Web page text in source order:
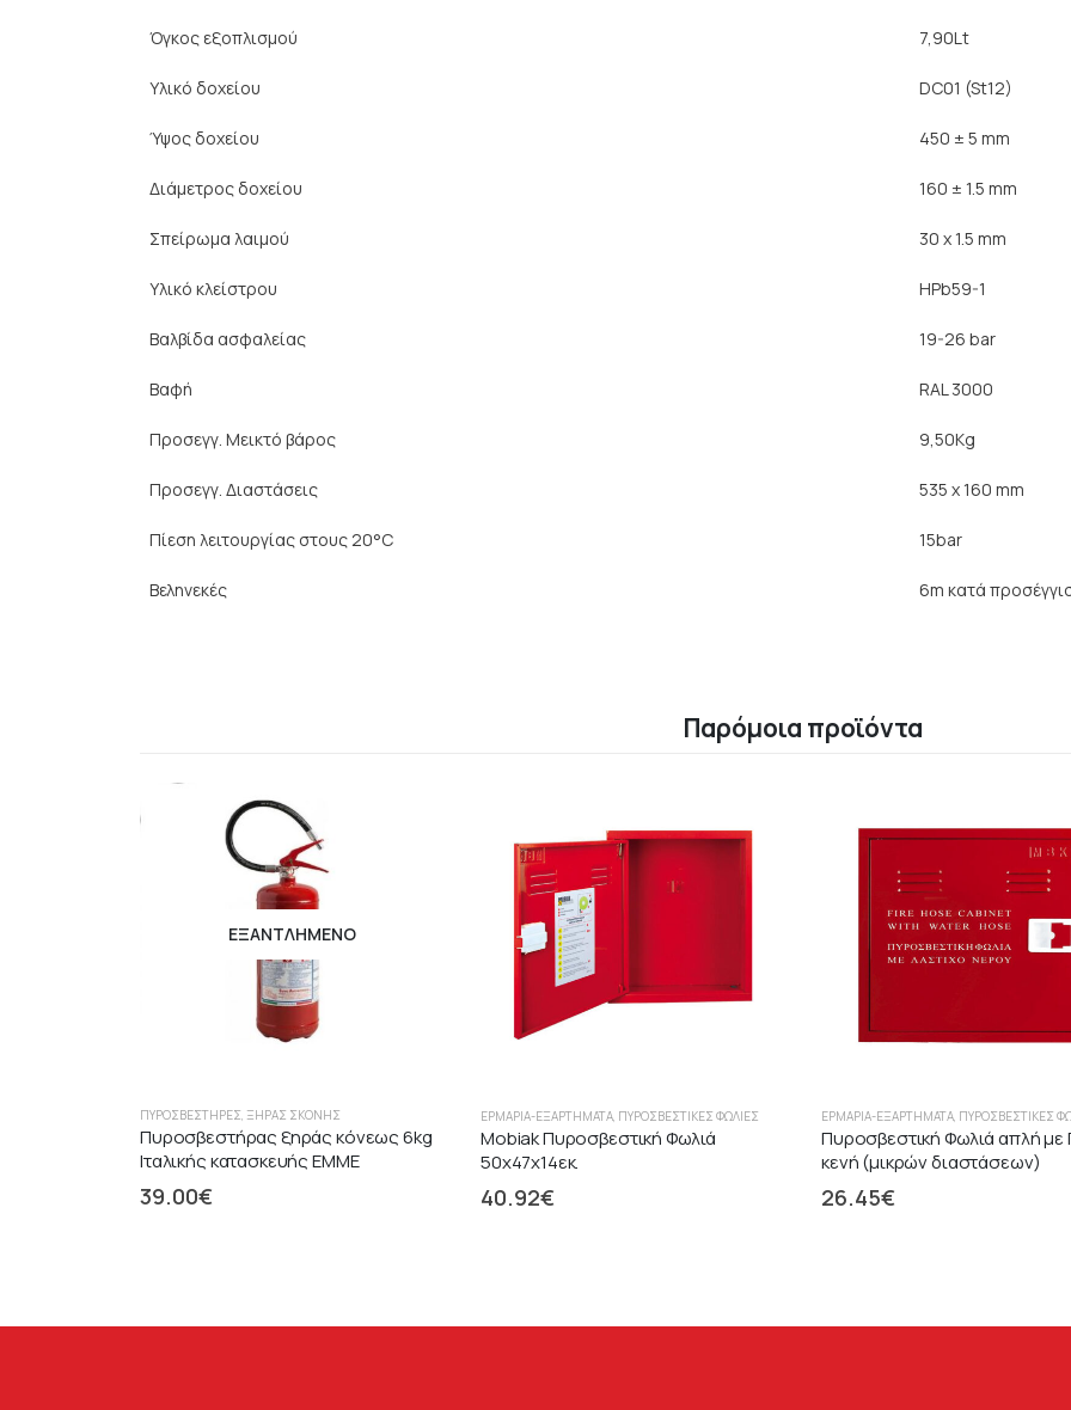
Όγκος εξοπλισμού 7,90Lt
Υλικό δοχείου DC01 (St12)
Ύψος δοχείου 450 ± 5 mm
Διάμετρος δοχείου 160 ± 1.5 mm
Σπείρωμα λαιμού 30 x 1.5 mm
Υλικό κλείστρου HPb59-1
Βαλβίδα ασφαλείας 19-26 bar
Βαφή RAL 3000
Προσεγγ. Μεικτό βάρος 9,50Kg
Προσεγγ. Διαστάσεις 535 x 160 mm
Πίεση λειτουργίας στους 20°C 15bar
Βεληνεκές 6m κατά
Παρόμοια προϊόντα
ΕΞΑΝΤΛΗΜΈΝΟ
ΠΥΡΟΣΒΕΣΤΉΡΕΣ, ΞΉΡΑΣ ΣΚΌΝΗΣ
Πυροσβεστήρας ξηράς κόνεως 6kg
Ιταλικής κατασκευής EMME
39.00€
ΕΡΜΆΡΙΑ-ΕΞΑΡΤΉΜΑΤΑ ΠΥΡΟΣΒΕΣΤΙΚΈΣ ΦΩΛΙΈΣ
Mobiak Πυροσβεστική Φωλιά
50x47x14εκ.
40.92€
ΕΡΜΆΡΙΑ-ΕΞΑΡΤΉΜΑΤΑ ΠΥΡΟΣΒΕΣΤΙΚΈΣ
Πυροσβεστική Φωλιά απλή με
κενή (μικρών διαστάσεων)
26.45€